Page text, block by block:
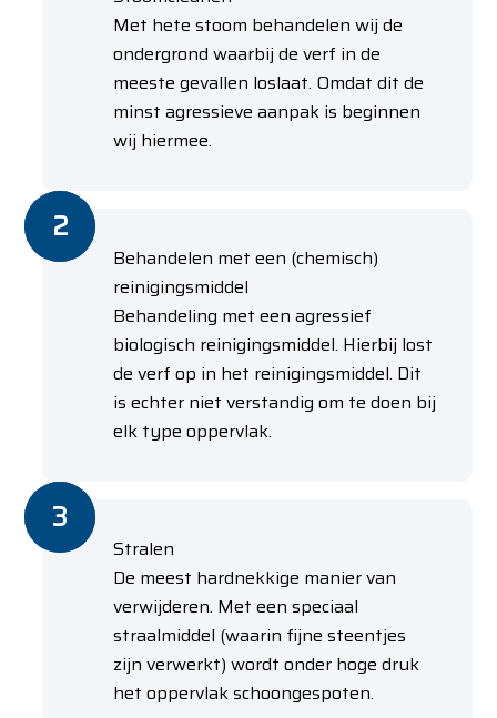
Met hete stoom behandelen wij de
ondergrond waarbij de verf in de
meeste gevallen loslaat. Omdat dit de
minst agressieve aanpak is beginnen
wij hiermee.
Behandelen met een (chemisch)
reinigingsmiddel
Behandeling met een agressief
biologisch reinigingsmiddel. Hierbij lost
de verf op in het reinigingsmiddel. Dit
is echter niet verstandig om te doen bij
elk type oppervlak.
Stralen
De meest hardnekkige manier van
verwijderen. Met een speciaal
straalmiddel (waarin fijne steentjes
zijn verwerkt) wordt onder hoge druk
het oppervlak schoongespoten.